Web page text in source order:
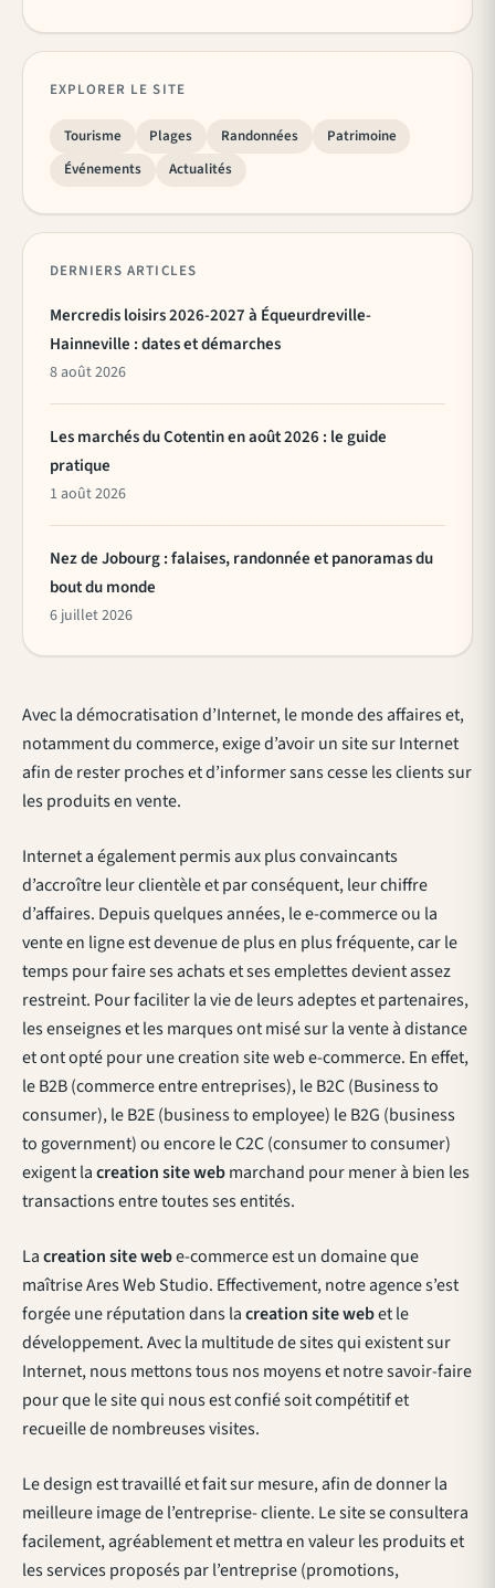
Avec la démocratisation d’Internet, le monde des affaires et,
notamment du commerce, exige d’avoir un site sur Internet
afin de rester proches et d’informer sans cesse les clients sur
les produits en vente.
Internet a également permis aux plus convaincants
d’accroître leur clientèle et par conséquent, leur chiffre
d’affaires. Depuis quelques années, le e-commerce ou la
vente en ligne est devenue de plus en plus fréquente, car le
temps pour faire ses achats et ses emplettes devient assez
restreint. Pour faciliter la vie de leurs adeptes et partenaires,
les enseignes et les marques ont misé sur la vente à distance
et ont opté pour une creation site web e-commerce. En effet,
le B2B (commerce entre entreprises), le B2C (Business to
consumer), le B2E (business to employee) le B2G (business
to government) ou encore le C2C (consumer to consumer)
exigent lacreation site webmarchand pour mener à bien les
transactions entre toutes ses entités.
Lacreation site webe-commerce est un domaine que
maîtrise Ares Web Studio. Effectivement, notre agence s’est
forgée une réputation dans lacreation site webet le
développement. Avec la multitude de sites qui existent sur
Internet, nous mettons tous nos moyens et notre savoir-faire
pour que le site qui nous est confié soit compétitif et
recueille de nombreuses visites.
Le design est travaillé et fait sur mesure, afin de donner la
meilleure image de l’entreprise- cliente. Le site se consultera
facilement, agréablement et mettra en valeur les produits et
les services proposés par l’entreprise (promotions,
EXPLORER LE SITE
Tourisme Plages Randonnées
Patrimoine
Événements
Actualités
DERNIERS ARTICLES
Mercredis loisirs 2026-2027 à Équeurdreville-
Hainneville : dates et démarches
8 août 2026
Les marchés du Cotentin en août 2026 : le guide
pratique
1 août 2026
Nez de Jobourg : falaises, randonnée et panoramas du
bout du monde
6 juillet 2026